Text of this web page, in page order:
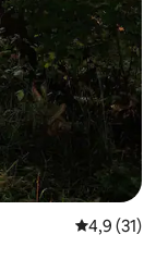
4,9 de uma
4,9 (31)